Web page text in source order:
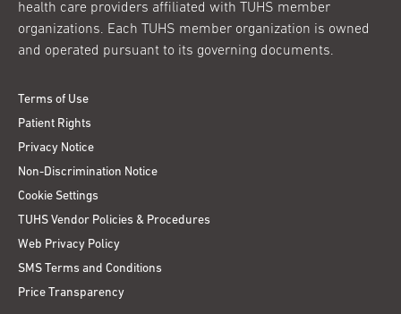
health care providers affiliated with TUHS member
organizations. Each TUHS member organization is owned
and operated pursuant to its governing documents.
Terms of Use
Patient Rights
Privacy Notice
Non-Discrimination Notice
Cookie Settings
TUHS Vendor Policies & Procedures
Web Privacy Policy
SMS Terms and Conditions
Price Transparency